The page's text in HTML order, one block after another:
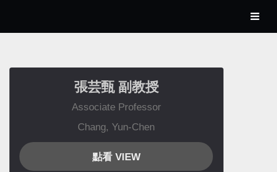
張芸甄 副教授
Associate Professor
Chang, Yun-Chen
點看 VIEW